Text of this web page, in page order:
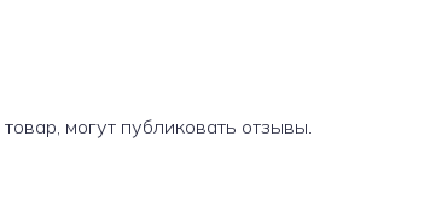
могут публиковать отзывы.